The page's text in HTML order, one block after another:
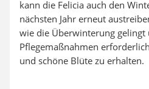
kann die Felicia auch den
nächsten Jahr erneut
wie die Überwinterung gelingt
Pflegemaßnahmen
und schöne Blüte zu erhalten.